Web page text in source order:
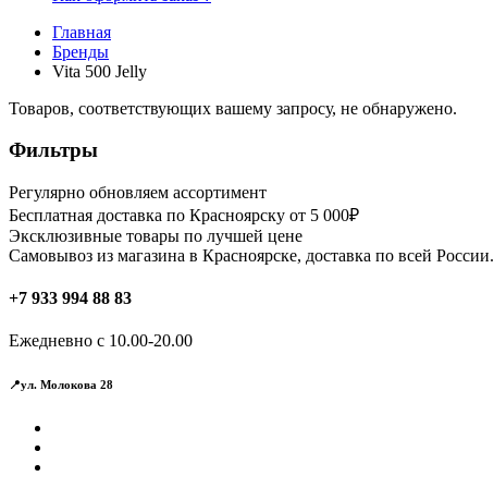
Главная
Бренды
Vita 500 Jelly
Товаров, соответствующих вашему запросу, не обнаружено.
Фильтры
Регулярно обновляем ассортимент
Бесплатная доставка по Красноярску от 5 000₽
Эксклюзивные товары по лучшей цене
Самовывоз из магазина в Красноярске, доставка по всей России.
+7 933 994 88 83
Ежедневно с 10.00-20.00
📍ул. Молокова 28